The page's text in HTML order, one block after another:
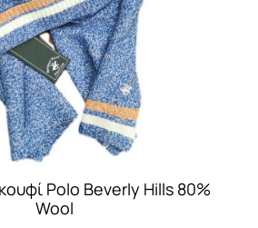
Polo Beverly Hills 80%
Wool